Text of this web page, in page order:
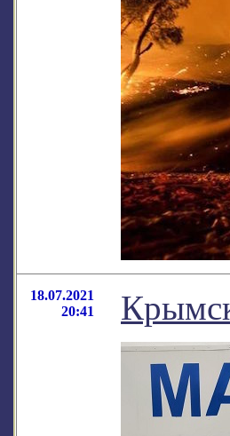
18.07.2021
20:41